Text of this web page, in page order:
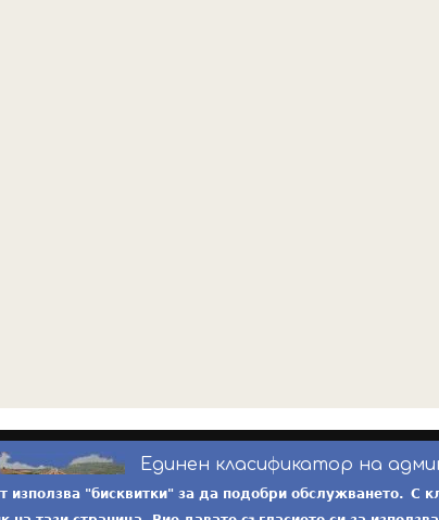
Единен класификатор на
инж.
използва "бисквитки" за да подобри обслужването. С